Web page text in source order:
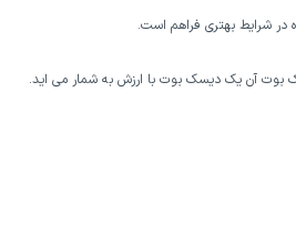
در شرایط بهتری فراهم است.
آن یک دیسک بوت با ارزش به شمار می اید.